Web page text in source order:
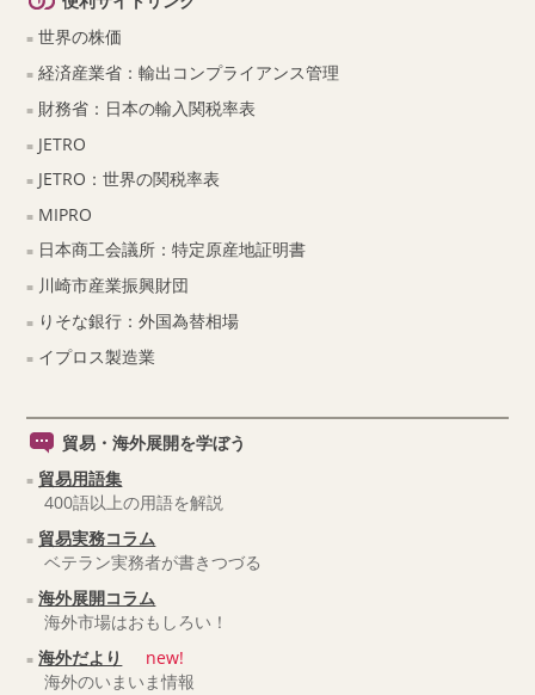
世界の株価
経済産業省：輸出コンプライアンス管理
財務省：日本の輸入関税率表
JETRO
JETRO：世界の関税率表
MIPRO
日本商工会議所：特定原産地証明書
川崎市産業振興財団
りそな銀行：外国為替相場
イプロス製造業
貿易・海外展開を学ぼう
貿易用語集
400語以上の用語を解説
貿易実務コラム
ベテラン実務者が書きつづる
海外展開コラム
海外市場はおもしろい！
海外だより
new!
海外のいまいま情報